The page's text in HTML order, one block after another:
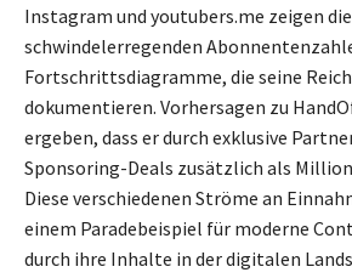
Instagram und youtubers.me zeigen die
schwindelerregenden
Fortschrittsdiagramme, die seine
dokumentieren. Vorhersagen zu
ergeben, dass er durch exklusive
Sponsoring-Deals zusätzlich als
Diese verschiedenen Ströme an
einem Paradebeispiel für moderne
durch ihre Inhalte in der digitalen